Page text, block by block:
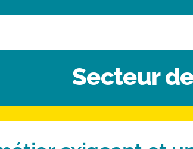
Secteur